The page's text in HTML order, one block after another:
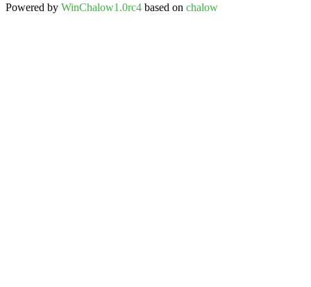
Powered by WinChalow1.0rc4 based on chalow